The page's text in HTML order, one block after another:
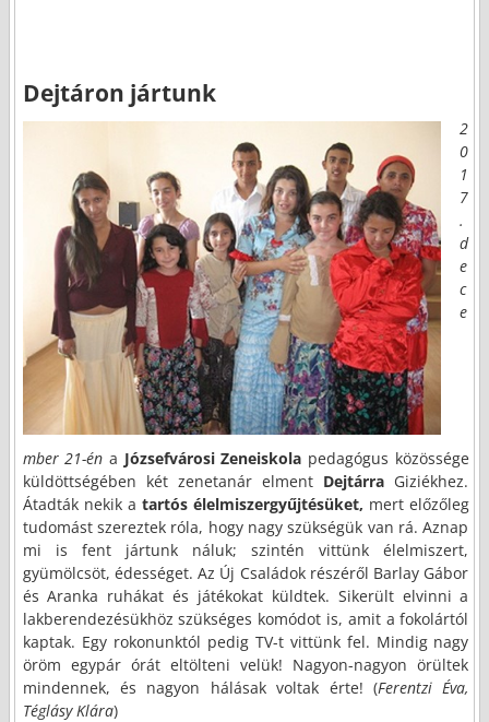
Dejtáron jártunk
2
0
1
7
.
d
e
c
e
mber 21-én a Józsefvárosi Zeneiskola pedagógus közössége
küldöttségében két zenetanár elment Dejtárra Giziékhez.
Átadták nekik a tartós élelmiszergyűjtésüket, mert előzőleg
tudomást szereztek róla, hogy nagy szükségük van rá. Aznap
mi is fent jártunk náluk; szintén vittünk élelmiszert,
gyümölcsöt, édességet. Az Új Családok részéről Barlay Gábor
és Aranka ruhákat és játékokat küldtek. Sikerült elvinni a
lakberendezésükhöz szükséges komódot is, amit a fokolártól
kaptak. Egy rokonunktól pedig TV-t vittünk fel. Mindig nagy
öröm egypár órát eltölteni velük! Nagyon-nagyon örültek
mindennek, és nagyon hálásak voltak érte! (Ferentzi Éva,
Téglásy Klára)